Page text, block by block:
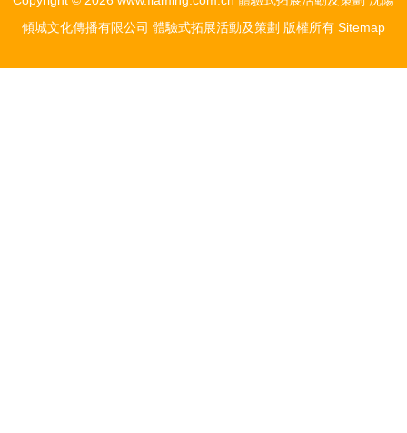
傾城文化傳播有限公司 體驗式拓展活動及策劃 版權所有 Sitemap